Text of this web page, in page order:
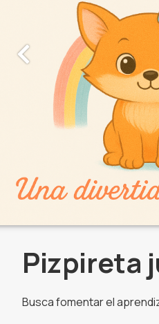
Pizpireta
Busca fomentar el